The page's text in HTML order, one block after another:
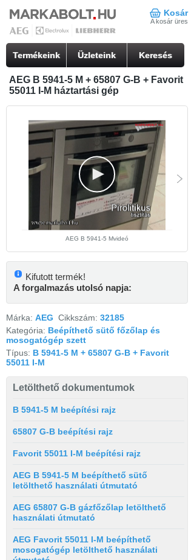
Kosár
A kosár üres
Termékeink Üzleteink Keresés
AEG B 5941-5 M + 65807 G-B + Favorit
55011 I-M háztartási gép
AEG B 5941-5 Mvideó
Kifutott termék!
A forgalmazás utolsó napja:
Márka: AEG Cikkszám: 32185
Kategória: Beépíthető sütő főzőlap és
mosogatógép szett
Típus: B 5941-5 M + 65807 G-B + Favorit
55011 I-M
Letölthető dokumentumok
B 5941-5 M beépítési rajz
65807 G-B beépítési rajz
Favorit 55011 I-M beépítési rajz
AEG B 5941-5 M beépíthető sütő
letölthető használati útmutató
AEG 65807 G-B gázfőzőlap letölthető
használati útmutató
AEG Favorit 55011 I-M beépíthető
mosogatógép letölthető használati